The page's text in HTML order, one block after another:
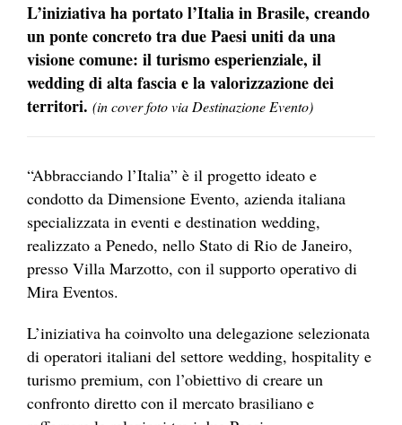
L’iniziativa ha portato l’Italia in Brasile, creando
un ponte concreto tra due Paesi uniti da una
visione comune: il turismo esperienziale, il
wedding di alta fascia e la valorizzazione dei
territori. (in cover foto via Destinazione Evento)
“Abbracciando l’Italia” è il progetto ideato e
condotto da Dimensione Evento, azienda italiana
specializzata in eventi e destination wedding,
realizzato a Penedo, nello Stato di Rio de Janeiro,
presso Villa Marzotto, con il supporto operativo di
Mira Eventos.
L’iniziativa ha coinvolto una delegazione selezionata
di operatori italiani del settore wedding, hospitality e
turismo premium, con l’obiettivo di creare un
confronto diretto con il mercato brasiliano e